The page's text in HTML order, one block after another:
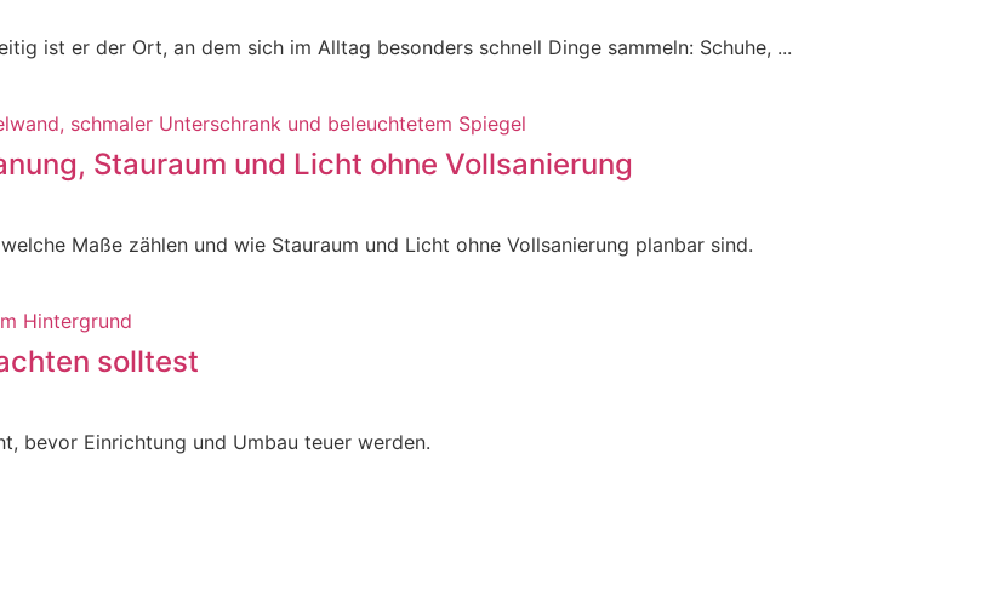
ist er der Ort, an dem sich im Alltag besonders schnell Dinge sammeln: Schuhe, ...
Stauraum und Licht ohne Vollsanierung
Maße zählen und wie Stauraum und Licht ohne Vollsanierung planbar sind.
solltest
bevor Einrichtung und Umbau teuer werden.